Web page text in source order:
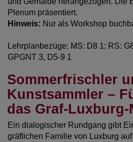
Plenum präsentiert.
Hinweis: Nur als Workshop
Lehrplanbezüge: MS: D8 1; RS:
GPGNT 3, D5-9 1
Sommerfrischler
Kunstsammler –
das Graf-Luxburg-
Ein dialogischer Rundgang gibt
gräflichen Familie von Luxburg